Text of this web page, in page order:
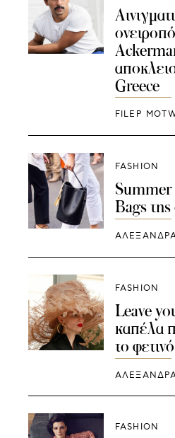
Greece
FILEP
FASHION
Bags
FASHION
Leave
καπέλα
το
FASHION